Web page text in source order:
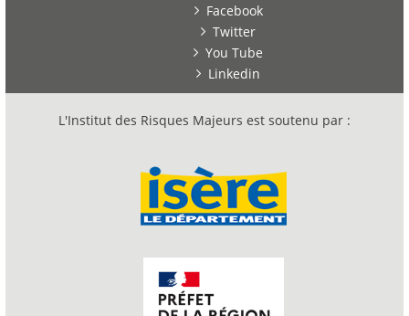
Facebook
Twitter
You Tube
Linkedin
L'Institut des Risques Majeurs est soutenu par :